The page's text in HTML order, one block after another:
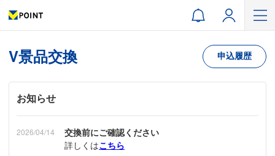
V景品交換 申込履歴
お知らせ
2026/04/14
交換前にご確認ください
詳しくはこちら